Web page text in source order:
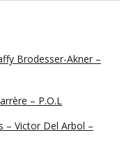
Brodesser-Akner –
– P.O.L
– Victor Del Arbol –